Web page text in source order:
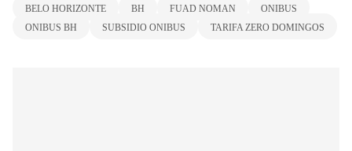
BELO HORIZONTE BH FUAD NOMAN
ONIBUS
ONIBUS BH
SUBSIDIO ONIBUS TARIFA ZERO DOMINGOS